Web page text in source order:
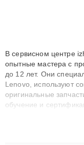
В сервисном центре
опытные мастера с
до 12 лет. Они
Lenovo, используют
оригинальные
обучение и
сохранением